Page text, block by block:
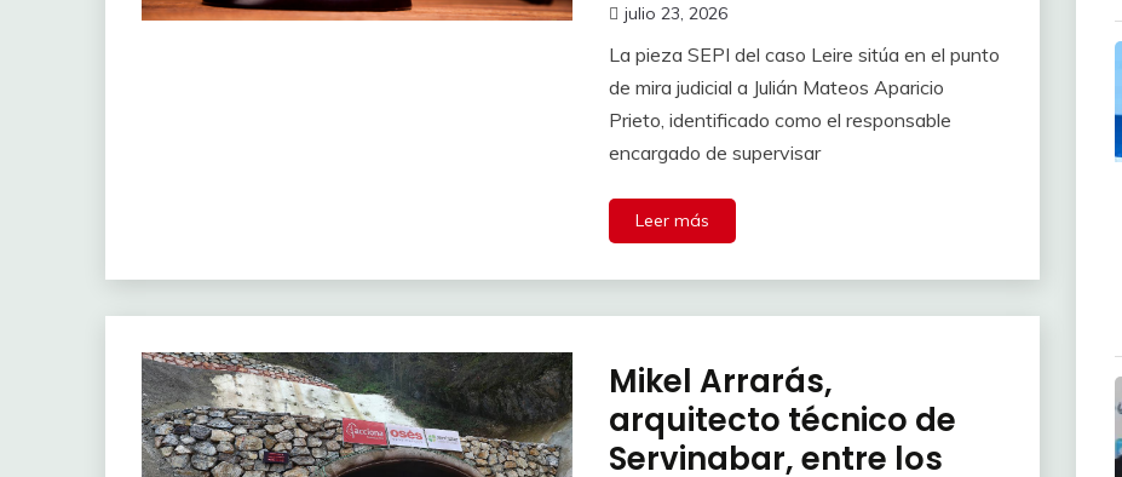
julio 23, 2026
La pieza SEPI del caso Leire sitúa en el punto
de mira judicial a Julián Mateos Aparicio
Prieto, identificado como el responsable
encargado de supervisar
Leer más
Mikel Arrarás,
arquitecto técnico de
Servinabar, entre los